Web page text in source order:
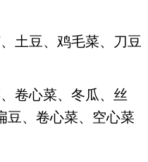
土豆、鸡毛菜、刀豆
卷心菜、冬瓜、丝
豆、卷心菜、空心菜